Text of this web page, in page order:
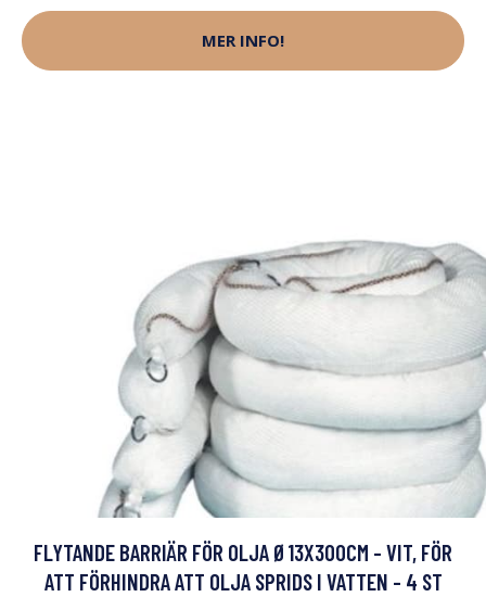
MER INFO!
FLYTANDE BARRIÄR FÖR OLJA Ø13X300CM - VIT, FÖR
ATT FÖRHINDRA ATT OLJA SPRIDS I VATTEN - 4 ST